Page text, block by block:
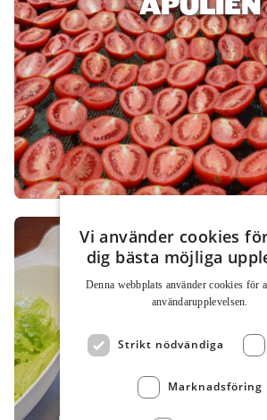
Vi använder cookies
dig bästa möjliga
Denna webbplats använder cookies för
användar­upplevelsen.
Strikt nödvändiga
Marknadsföring